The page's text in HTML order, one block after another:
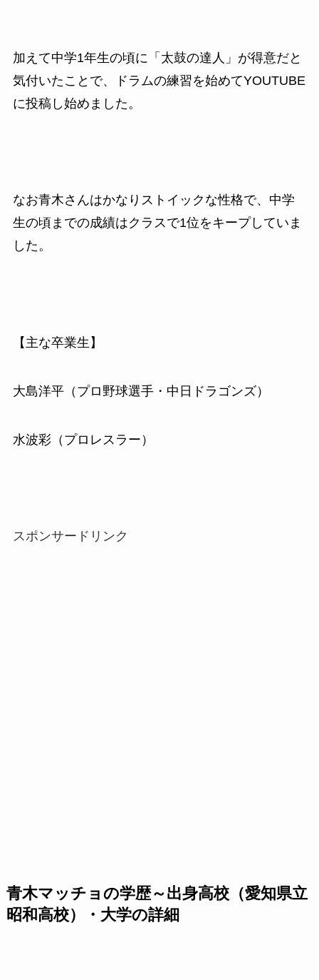
加えて中学1年生の頃に「太鼓の達人」が得意だと
気付いたことで、ドラムの練習を始めてYOUTUBE
に投稿し始めました。
なお青木さんはかなりストイックな性格で、中学
生の頃までの成績はクラスで1位をキープしていま
した。
【主な卒業生】
大島洋平（プロ野球選手・中日ドラゴンズ）
水波彩（プロレスラー）
スポンサードリンク
青木マッチョの学歴～出身高校（愛知県立
昭和高校）・大学の詳細